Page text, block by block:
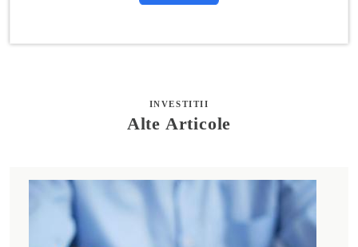
INVESTITII
Alte Articole